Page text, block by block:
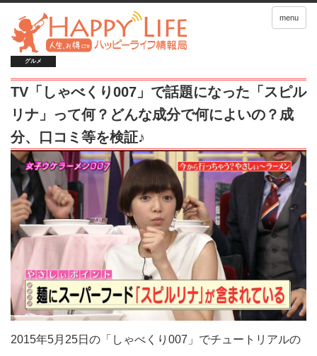
menu
グルメ
TV「しゃべくり007」で話題になった「スピル
リナ」って何？どんな成分で何によいの？成
分、口コミ等を検証♪
2015年5月25日の「しゃべくり007」でチュートリアルの